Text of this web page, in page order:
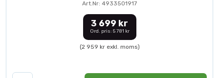
Art.Nr: 4933501917
3 699 kr
Ord. pris: 5 781 kr
(2 959 kr exkl. moms)